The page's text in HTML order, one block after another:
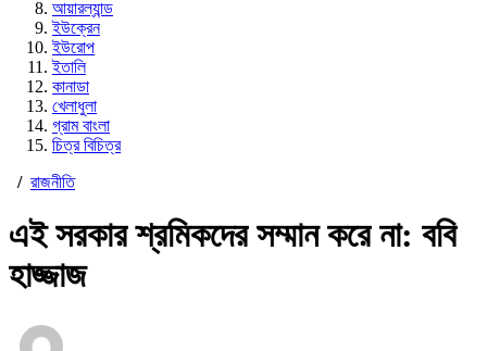
আয়ারল্যান্ড
ইউক্রেন
ইউরোপ
ইতালি
কানাডা
খেলাধুলা
গ্রাম বাংলা
চিত্র বিচিত্র
/ রাজনীতি
এই সরকার শ্রমিকদের সম্মান করে না: ববি
হাজ্জাজ